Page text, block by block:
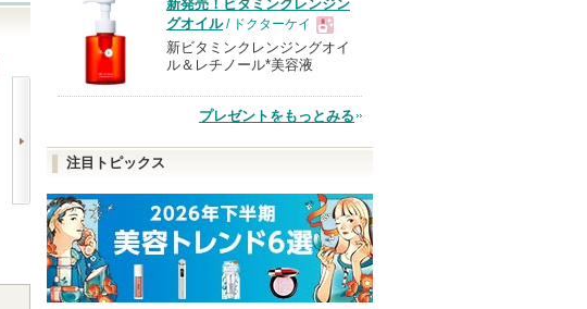
RMK デューイーメルト
リップカラー
ショッピン
グサイトへ
PDRN ヒアルロン酸100
Anuaからのお知
らせがあります
ショッピン
グサイトへ
5番 白玉グルタチオンC
ショッピン
グサイトへ
新発売！ビタミンクレンジン
グオイル/ ドクターケイ
現
品
新ビタミンクレンジングオイ
ル＆レチノール*美容液
プレゼントをもっとみる
注目トピックス